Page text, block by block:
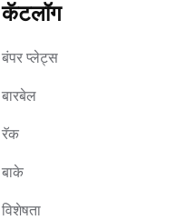
कॅटलॉग
बंपर प्लेट्स
बारबेल
रॅक
बाके
विशेषता